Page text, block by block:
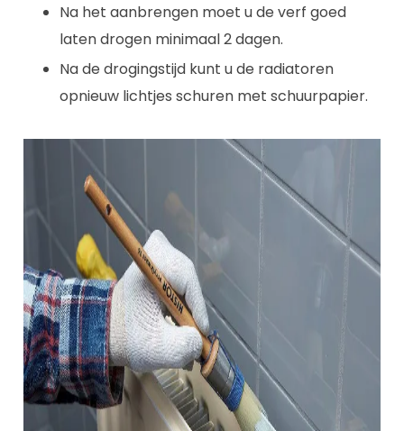
Na het aanbrengen moet u de verf goed
laten drogen minimaal 2 dagen.
Na de drogingstijd kunt u de radiatoren
opnieuw lichtjes schuren met schuurpapier.